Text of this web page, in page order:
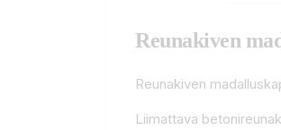
Reunakiven
Reunakiven
Liimattava